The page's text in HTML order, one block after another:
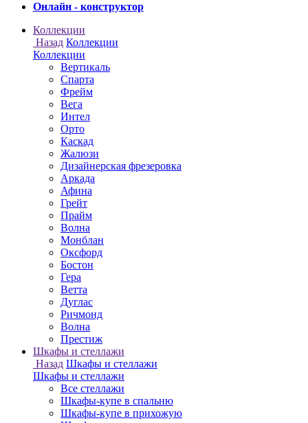
Онлайн - конструктор